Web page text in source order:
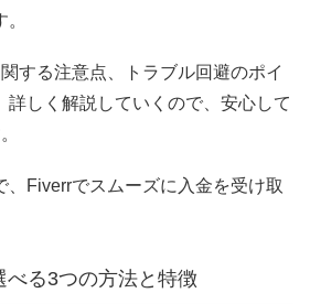
する注意点、トラブル回避のポイ
詳しく解説していくので、安心して
、Fiverrでスムーズに入金を受け取
べる3つの方法と特徴